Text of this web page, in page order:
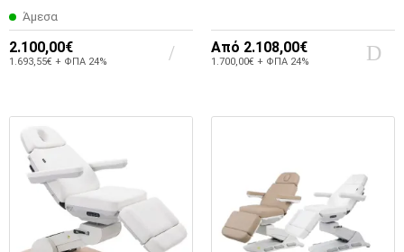
Άμεσα
2.100,00€
1.693,55€ + ΦΠΑ 24%
Από 2.108,00€
1.700,00€ + ΦΠΑ 24%